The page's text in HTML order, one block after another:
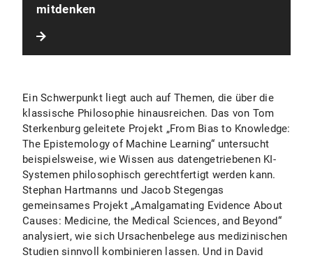
mitdenken
Ein Schwerpunkt liegt auch auf Themen, die über die
klassische Philosophie hinausreichen. Das von Tom
Sterkenburg geleitete Projekt „From Bias to Knowledge:
The Epistemology of Machine Learning“ untersucht
beispielsweise, wie Wissen aus datengetriebenen KI-
Systemen philosophisch gerechtfertigt werden kann.
Stephan Hartmanns und Jacob Stegengas
gemeinsames Projekt „Amalgamating Evidence About
Causes: Medicine, the Medical Sciences, and Beyond“
analysiert, wie sich Ursachenbelege aus medizinischen
Studien sinnvoll kombinieren lassen. Und in David